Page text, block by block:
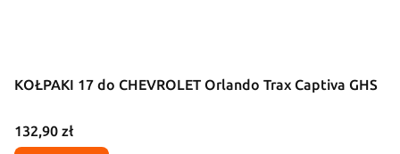
KOŁPAKI 17 do CHEVROLET Orlando Trax Captiva GHS
Cena
132,90 zł